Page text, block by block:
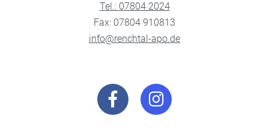
Tel.: 07804 2024
Fax: 07804 910813
info@renchtal-apo.de